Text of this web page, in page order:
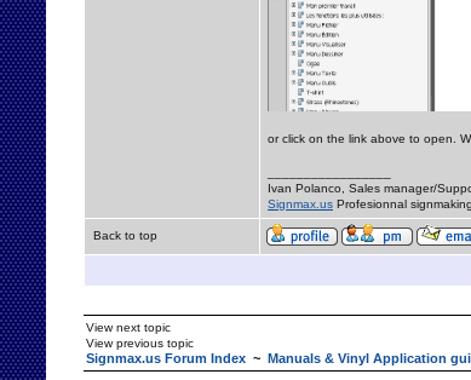
or click on the link above to open.
Ivan Polanco, Sales manager/
Signmax.us Profesionnal
Back to top
View next topic
View previous topic
Signmax.us Forum Index ~ Manuals & Vinyl Application